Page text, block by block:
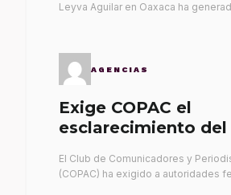
Leyva Aguilar en Oaxaca ha
AGENCIAS
Exige COPAC el
esclarecimiento
El Club de Comunicadores y
(COPAC) ha exigido a autoridades